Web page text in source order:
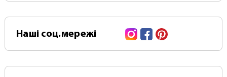
згортається в рулон для зберігання та
Рулоні)
Наші соц.мережі InstagramFacebook